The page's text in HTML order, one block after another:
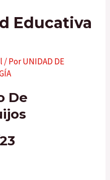
Educativa
/ PorUNIDAD DE
De